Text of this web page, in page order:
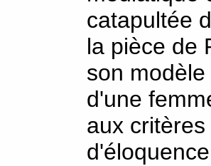
catapultée
la pièce de
son
d'une
aux